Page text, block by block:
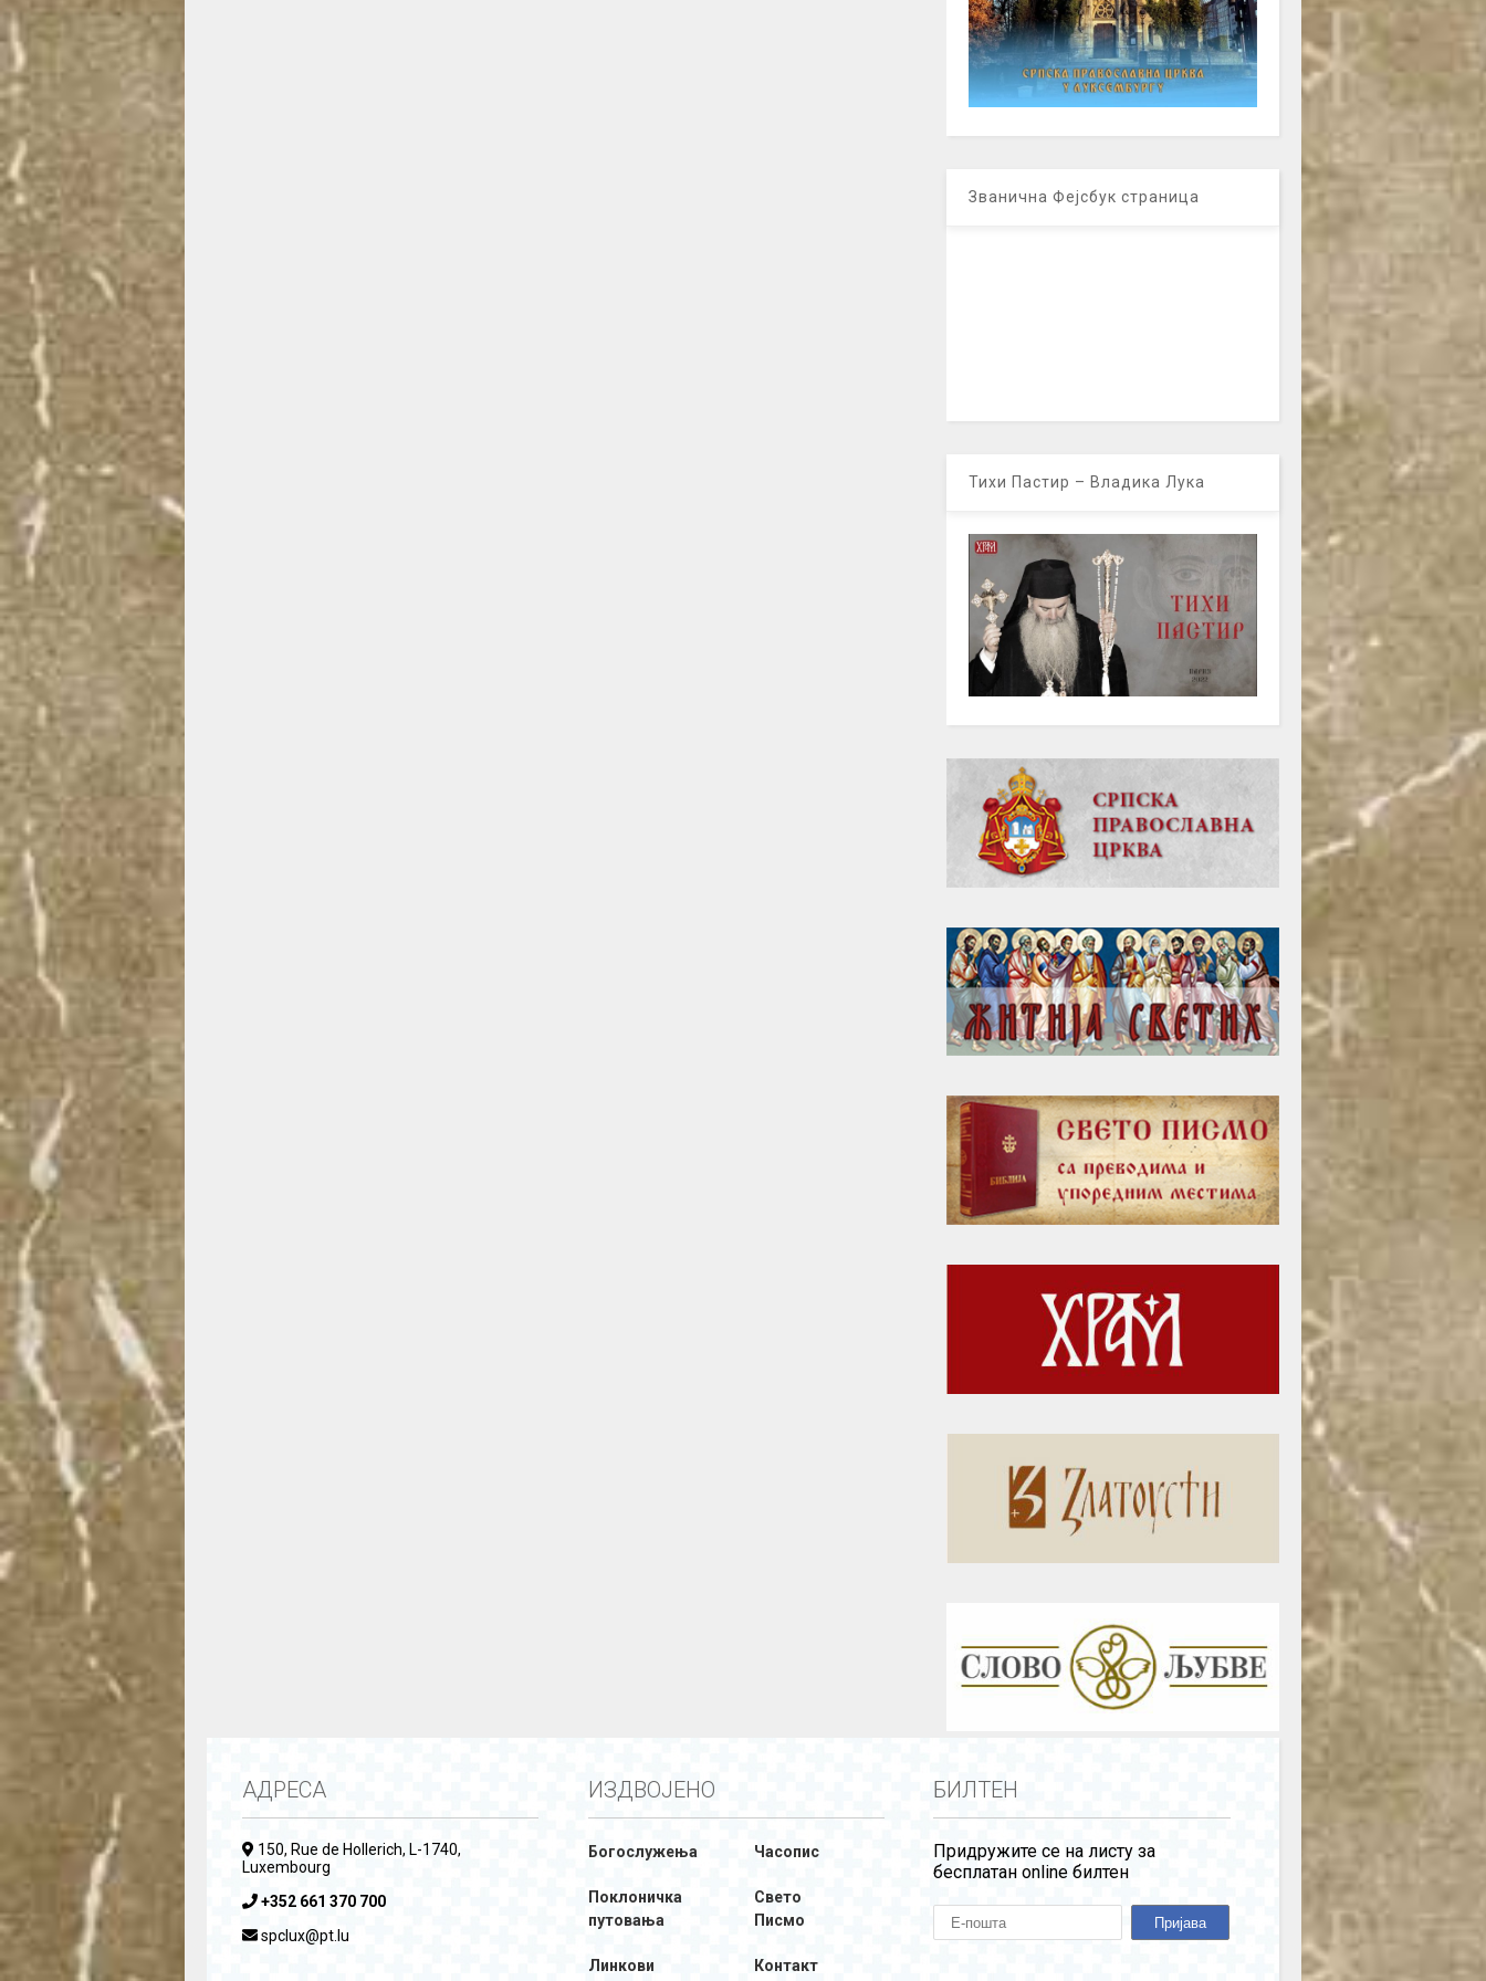
Званична Фејсбук страница
Тихи Пастир – Владика Лука
АДРЕСА
150, Rue de Hollerich, L-1740,
Luxembourg
+352 661 370 700
spclux@pt.lu
ИЗДВОЈЕНО
Богослужења Часопис
Поклоничка
путовања
Свето
Писмо
Линкови Контакт
БИЛТЕН
Придружите се на листу за
бесплатан online билтен